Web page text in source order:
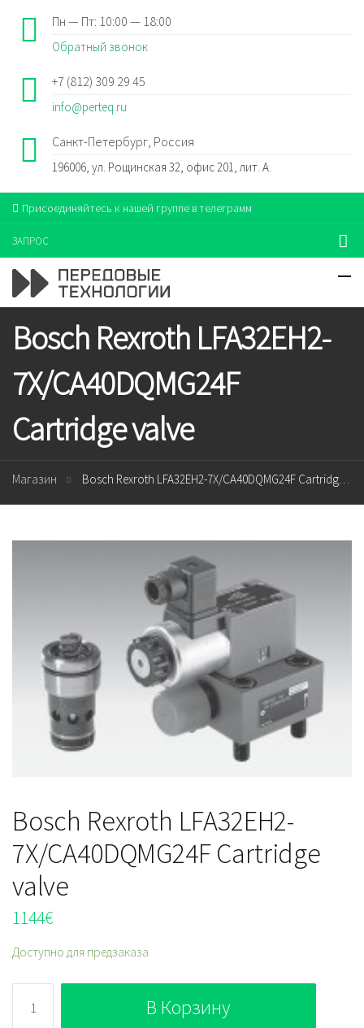
Пн — Пт: 10:00 — 18:00
Обратный звонок
+7 (812) 309 29 45
info@perteq.ru
Санкт-Петербург, Россия
196006, ул. Рощинская 32, офис 201, лит. А.
Присоединяйтесь к нашей группе в телеграмм
ЗАПРОС
Bosch Rexroth LFA32EH2-
7X/CA40DQMG24F
Cartridge valve
Магазин Bosch Rexroth LFA32EH2-7X/CA40DQMG24F Cartridge valve
Bosch Rexroth LFA32EH2-
7X/CA40DQMG24F Cartridge
valve
1144€
Доступно для предзаказа
Bosch
В Корзину